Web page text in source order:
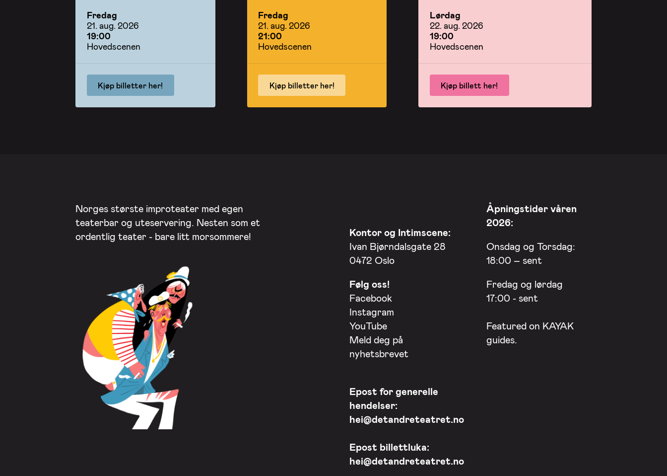
Fredag
21. aug. 2026
19:00
Hovedscenen
Kjøp billetter her!
Fredag
21. aug. 2026
21:00
Hovedscenen
Kjøp billetter her!
Lørdag
22. aug. 2026
19:00
Hovedscenen
Kjøp billett her!
Norges største improteater med egen
teaterbar og uteservering. Nesten som et
ordentlig teater - bare litt morsommere!
Kontor og Intimscene:
Ivan Bjørndalsgate 28
0472 Oslo
Følg oss!
Facebook
Instagram
YouTube
Meld deg på
nyhetsbrevet
Epost for generelle
hendelser:
hei@detandreteatret.no
Epost billettluka:
hei@detandreteatret.no
Åpningstider våren
2026:
Onsdag og Torsdag:
18:00 – sent
Fredag og lørdag
17:00 - sent
Featured on KAYAK
guides.